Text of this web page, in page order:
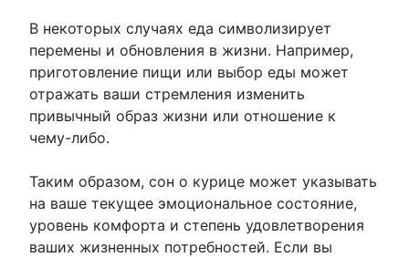
В некоторых случаях еда символизирует
перемены и обновления в жизни. Например,
приготовление пищи или выбор еды может
отражать ваши стремления изменить
привычный образ жизни или отношение к
чему-либо.
Таким образом, сон о курице может указывать
на ваше текущее эмоциональное состояние,
уровень комфорта и степень удовлетворения
ваших жизненных потребностей. Если вы